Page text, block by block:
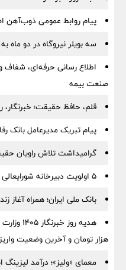
پیام روابط عمومی ذوب‌آهن
سه بویلر نیروگاه در دو ماه
اطلاع رسانی حرفه‌ای، شفاف
صنعت بیمه
قلم، حافظ حقیقت؛ خبرنگار،
پیام تبریک مدیرعامل بانک
گرامیداشت تلاش راویان
5 اولویت دبیرخانه شورایعالی برای تحول در مناطق آزاد
بانک ملی ایران؛ همراه آغاز
هزار تومان و آخرین وضعیت